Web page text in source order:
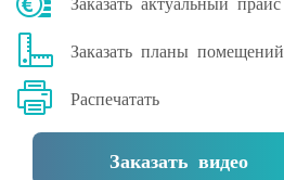
Заказать планы помещений
Распечатать
Заказать видео